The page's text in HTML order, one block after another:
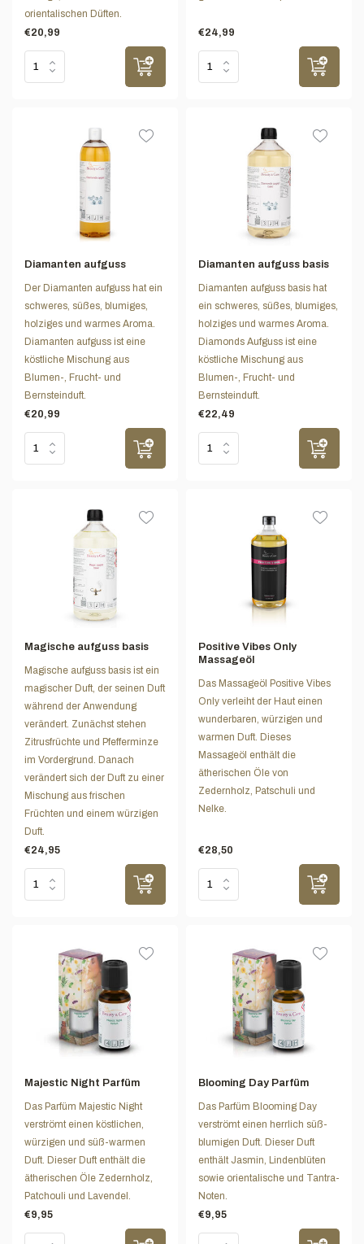
orientalischen Düften.
€20,99
€24,99
Diamanten aufguss
Der Diamanten aufguss hat ein
schweres, süßes, blumiges,
holziges und warmes Aroma.
Diamanten aufguss ist eine
köstliche Mischung aus
Blumen-, Frucht- und
Bernsteinduft.
€20,99
Diamanten aufguss basis
Diamanten aufguss basis hat
ein schweres, süßes, blumiges,
holziges und warmes Aroma.
Diamonds Aufguss ist eine
köstliche Mischung aus
Blumen-, Frucht- und
Bernsteinduft.
€22,49
Magische aufguss basis
Magische aufguss basis ist ein
magischer Duft, der seinen Duft
während der Anwendung
verändert. Zunächst stehen
Zitrusfrüchte und Pfefferminze
im Vordergrund. Danach
verändert sich der Duft zu einer
Mischung aus frischen
Früchten und einem würzigen
Duft.
€24,95
Positive Vibes Only
Massageöl
Das Massageöl Positive Vibes
Only verleiht der Haut einen
wunderbaren, würzigen und
warmen Duft. Dieses
Massageöl enthält die
ätherischen Öle von
Zedernholz, Patschuli und
Nelke.
€28,50
Majestic Night Parfüm
Das Parfüm Majestic Night
verströmt einen köstlichen,
würzigen und süß-warmen
Duft. Dieser Duft enthält die
ätherischen Öle Zedernholz,
Patchouli und Lavendel.
€9,95
Blooming Day Parfüm
Das Parfüm Blooming Day
verströmt einen herrlich süß-
blumigen Duft. Dieser Duft
enthält Jasmin, Lindenblüten
sowie orientalische und Tantra-
Noten.
€9,95